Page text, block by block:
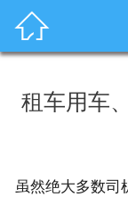

租车用车
虽然绝大多数司